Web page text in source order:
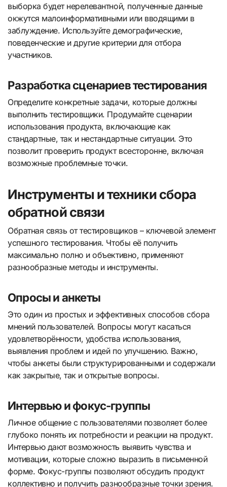
выборка будет нерелевантной, полученные данные
окжутся малоинформативными или вводящими в
заблуждение. Используйте демографические,
поведенческие и другие критерии для отбора
участников.
Разработка сценариев тестирования
Определите конкретные задачи, которые должны
выполнить тестировщики. Продумайте сценарии
использования продукта, включающие как
стандартные, так и нестандартные ситуации. Это
позволит проверить продукт всесторонне, включая
возможные проблемные точки.
Инструменты и техники сбора
обратной связи
Обратная связь от тестировщиков – ключевой элемент
успешного тестирования. Чтобы её получить
максимально полно и объективно, применяют
разнообразные методы и инструменты.
Опросы и анкеты
Это один из простых и эффективных способов сбора
мнений пользователей. Вопросы могут касаться
удовлетворённости, удобства использования,
выявления проблем и идей по улучшению. Важно,
чтобы анкеты были структурированными и содержали
как закрытые, так и открытые вопросы.
Интервью и фокус-группы
Личное общение с пользователями позволяет более
глубоко понять их потребности и реакции на продукт.
Интервью дают возможность выявить чувства и
мотивации, которые сложно выразить в письменной
форме. Фокус-группы позволяют обсудить продукт
коллективно и получить разнообразные точки зрения.